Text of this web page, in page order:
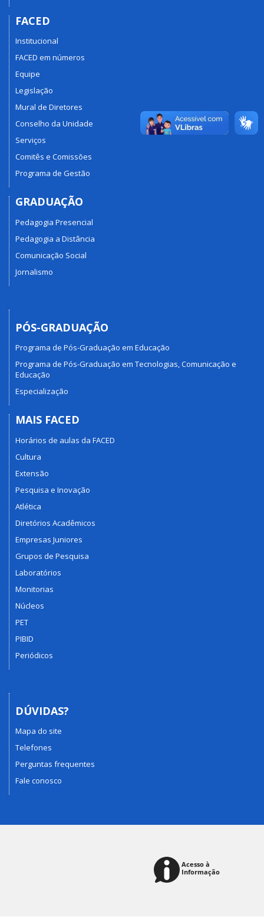
FACED
Institucional
FACED em números
Equipe
Legislação
Mural de Diretores
Conselho da Unidade
Serviços
Comitês e Comissões
Programa de Gestão
GRADUAÇÃO
Pedagogia Presencial
Pedagogia a Distância
Comunicação Social
Jornalismo
PÓS-GRADUAÇÃO
Programa de Pós-Graduação em Educação
Programa de Pós-Graduação em Tecnologias, Comunicação e
Educação
Especialização
MAIS FACED
Horários de aulas da FACED
Cultura
Extensão
Pesquisa e Inovação
Atlética
Diretórios Acadêmicos
Empresas Juniores
Grupos de Pesquisa
Laboratórios
Monitorias
Núcleos
PET
PIBID
Periódicos
DÚVIDAS?
Mapa do site
Telefones
Perguntas frequentes
Fale conosco